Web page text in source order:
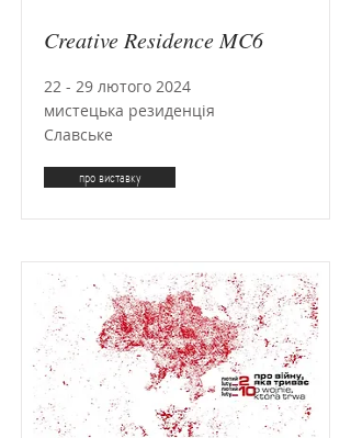
Creative Residence MC6
22 - 29 лютого 2024
мистецька резиденція
Славське
про виставку